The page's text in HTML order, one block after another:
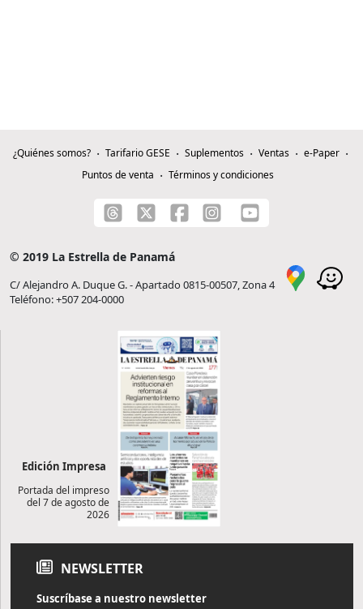
¿Quiénes somos? Tarifario GESE Suplementos Ventas
e-Paper
Puntos de venta
Términos y condiciones
© 2019 La Estrella de Panamá
C/ Alejandro A. Duque G. - Apartado 0815-00507, Zona 4
Teléfono: +507 204-0000
Edición Impresa
Portada del impreso
del 7 de agosto de
2026
NEWSLETTER
Suscríbase a nuestro newsletter